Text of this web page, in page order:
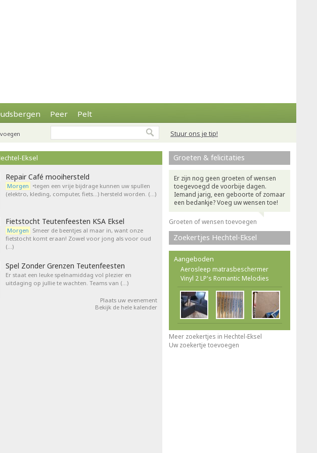
Peer Pelt
Stuur ons je tip!
Eksel
Repair Café mooihersteld
Morgen •tegen een vrije bijdrage kunnen uw spullen
(elektro, kleding, computer, fiets…) hersteld worden. (…)
Fietstocht Teutenfeesten KSA Eksel
Morgen Smeer de beentjes al maar in, want onze
fietstocht komt eraan! Zowel voor jong als voor oud
(…)
Spel Zonder Grenzen Teutenfeesten
Er staat een leuke spelnamiddag vol plezier en
uitdaging op jullie te wachten. Teams van (…)
Plaats uw evenement
Bekijk de hele kalender
Groeten & felicitaties
Er zijn nog geen groeten of wensen
toegevoegd de voorbije dagen.
Iemand jarig, een geboorte of zomaar
een bedankje? Voeg uw wensen toe!
Groeten of wensen toevoegen
Zoekertjes Hechtel-Eksel
Aangeboden
Aerosleep matrasbeschermer
Vinyl 2 LP's Romantic Melodies
Meer zoekertjes in Hechtel-Eksel
Uw zoekertje toevoegen